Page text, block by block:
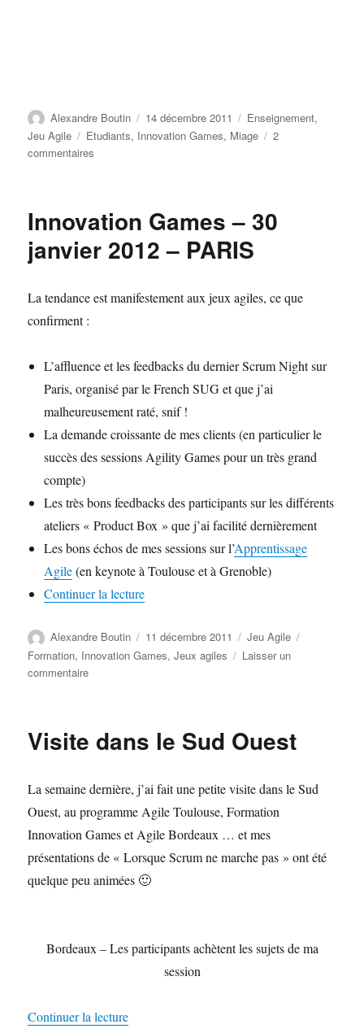
Auteur
Alexandre Boutin
Publié
le
14 décembre 2011 Catégories
Enseignement,
Jeu Agile
Étiquettes
Etudiants, Innovation Games, Miage
2
commentaires
avec
vrai
Innovation Games – 30
janvier 2012 – PARIS
La tendance est manifestement aux jeux agiles, ce que
confirment :
L’affluence et les feedbacks du dernier Scrum Night sur
Paris, organisé par le French SUG et que j’ai
malheureusement raté, snif !
La demande croissante de mes clients (en particulier le
succès des sessions Agility Games pour un très grand
compte)
Les très bons feedbacks des participants sur les différents
ateliers « Product Box » que j’ai facilité dernièrement
Les bons échos de mes sessions sur l’Apprentissage
Agile(en keynote à Toulouse et à Grenoble)
Continuer la lecturede « Innovation Games – 30 janvier 2012
Auteur
Alexandre Boutin
Publié
le
11 décembre 2011 Catégories
Jeu Agile
Formation, Innovation Games,Jeux agiles
Laisser un
commentairesur
30
–
PARIS
Visite dans le Sud Ouest
La semaine dernière, j’ai fait une petite visite dans le Sud
Ouest, au programme Agile Toulouse, Formation
Innovation Games et Agile Bordeaux … et mes
présentations de « Lorsque Scrum ne marche pas » ont été
quelque peu animées 🙂
Bordeaux – Les participants achètent les sujets de ma
session
Continuer la lecturede « Visite dans le Sud Ouest »